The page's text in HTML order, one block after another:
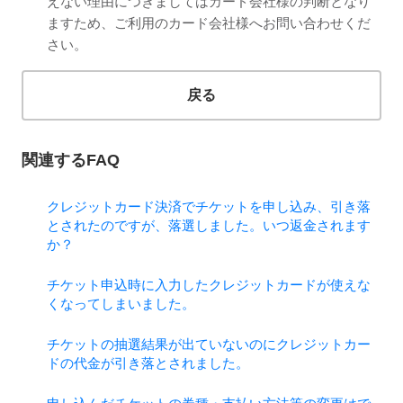
ますため、ご利用のカード会社様へお問い合わせくだ
さい。
戻る
関連するFAQ
クレジットカード決済でチケットを申し込み、引き落
とされたのですが、落選しました。いつ返金されます
か？
チケット申込時に入力したクレジットカードが使えな
くなってしまいました。
チケットの抽選結果が出ていないのにクレジットカー
ドの代金が引き落とされました。